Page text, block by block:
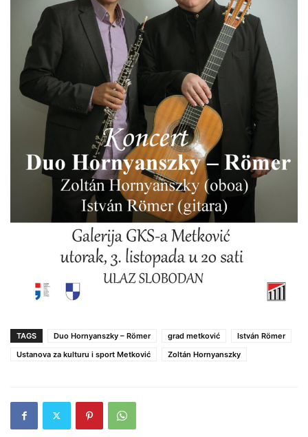
TAGS Duo Hornyanszky – Römer grad metković
István Römer
Ustanova za kulturu i sport Metković
Zoltán Hornyanszky